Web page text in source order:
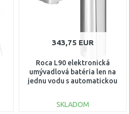
343,75 EUR
Roca L90 elektronická
umývadlová batéria len na
jednu vodu s automatickou
SKLADOM